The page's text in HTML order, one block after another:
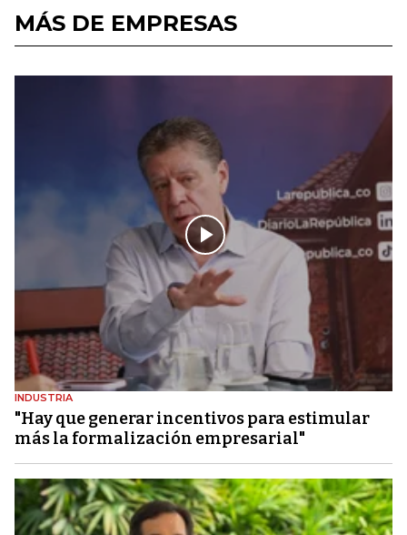
MÁS DE EMPRESAS
INDUSTRIA
"Hay que generar incentivos para estimular
más la formalización empresarial"